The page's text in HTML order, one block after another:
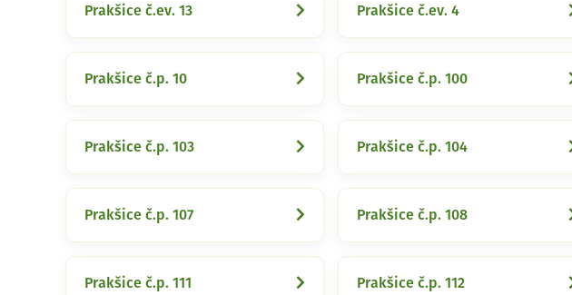
Prakšice č.ev. 13 Prakšice č.ev. 4
Prakšice č.p. 10 Prakšice č.p. 100
Prakšice č.p. 103 Prakšice č.p. 104
Prakšice č.p. 107 Prakšice č.p. 108
Prakšice č.p. 111 Prakšice č.p. 112